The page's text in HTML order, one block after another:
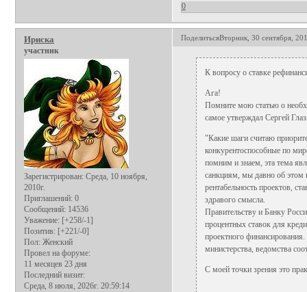
0
ПоделитьсяВторник, 30 сентября,
Ириска
участник
Зарегистрирован: Среда, 10 ноября,
2010г.
Приглашений: 0
Сообщений: 14536
Уважение: [+258/-1]
Позитив: [+221/-0]
Пол: Женский
Провел на форуме:
11 месяцев 23 дня
Последний визит:
Среда, 8 июля, 2026г. 20:59:14
К вопросу о ставке
Ага!
Помните мою статью о
самое утверждал Сергей
"Какие шаги считаю
конкурентоспособные по
помним и знаем, эта тема
санкциям, мы давно об этом
рентабельность проектов,
здравого смысла.
Правительству и Банку
процентных ставок для
проектного
министерства, ведомства
С моей точки зрения это